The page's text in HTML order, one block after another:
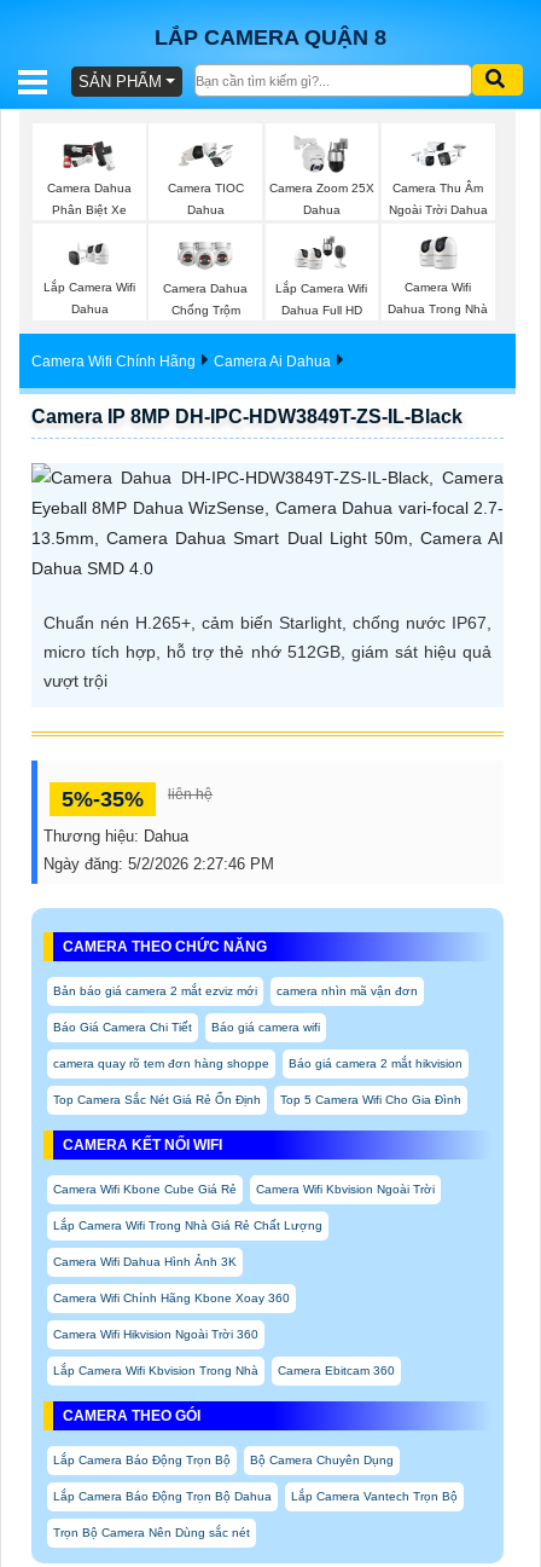
LẮP CAMERA QUẬN 8
BÁO
TRỌN
GÓI
VẤN
LẮP
ĐẶT
PHỤ
KIỆN
TƯ
VẤN
DỊCH
VỤ
SẢN PHẨM
Camera Dahua
Phân Biệt Xe
Camera TIOC
Dahua
Camera Zoom 25X
Dahua
Camera Thu Âm
Ngoài Trời Dahua
Lắp Camera Wifi
Dahua
Camera Dahua
Chống Trộm
Lắp Camera Wifi
Dahua Full HD
Camera Wifi
Dahua Trong Nhà
Camera Wifi Chính Hãng Camera Ai Dahua
Camera IP 8MP DH-IPC-HDW3849T-ZS-IL-Black
Chuẩn nén H.265+, cảm biến Starlight, chống nước IP67,
micro tích hợp, hỗ trợ thẻ nhớ 512GB, giám sát hiệu quả
vượt trội
5%-35% liên hệ
Thương hiệu: Dahua
Ngày đăng: 5/2/2026 2:27:46 PM
CAMERA THEO CHỨC NĂNG
Bản báo giá camera 2 mắt ezviz mới camera nhìn mã vận đơn
Báo Giá Camera Chi Tiết Báo giá camera wifi
camera quay rõ tem đơn hàng shoppe Báo giá camera 2 mắt hikvision
Top Camera Sắc Nét Giá Rẻ Ổn Định Top 5 Camera Wifi Cho Gia Đình
CAMERA KẾT NỐI WIFI
Camera Wifi Kbone Cube Giá Rẻ Camera Wifi Kbvision Ngoài Trời
Lắp Camera Wifi Trong Nhà Giá Rẻ Chất Lượng
Camera Wifi Dahua Hình Ảnh 3K
Camera Wifi Chính Hãng Kbone Xoay 360
Camera Wifi Hikvision Ngoài Trời 360
Lắp Camera Wifi Kbvision Trong Nhà Camera Ebitcam 360
CAMERA THEO GÓI
Lắp Camera Báo Động Trọn Bộ Bộ Camera Chuyên Dụng
Lắp Camera Báo Động Trọn Bộ Dahua Lắp Camera Vantech Trọn Bộ
Trọn Bộ Camera Nên Dùng sắc nét